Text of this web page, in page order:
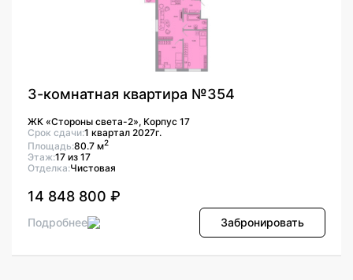
3-комнатная квартира №354
ЖК «Стороны света-2», Корпус 17
Срок сдачи:1 квартал 2027г.
Площадь:80.7 м2
Этаж:17 из 17
Отделка:Чистовая
14 848 800 ₽
Подробнее Забронировать